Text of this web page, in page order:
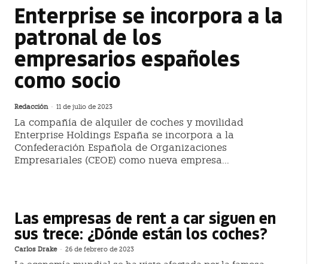
Enterprise se incorpora a la
patronal de los
empresarios españoles
como socio
Redacción - 11 de julio de 2023
La compañía de alquiler de coches y movilidad
Enterprise Holdings España se incorpora a la
Confederación Española de Organizaciones
Empresariales (CEOE) como nueva empresa...
Las empresas de rent a car siguen en
sus trece: ¿Dónde están los coches?
Carlos Drake - 26 de febrero de 2023